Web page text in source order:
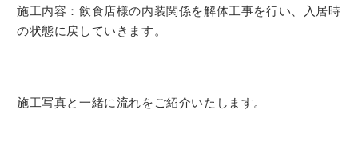
施工内容：飲食店様の内装関係を解体工事を行い、入居時
の状態に戻していきます。
施工写真と一緒に流れをご紹介いたします。